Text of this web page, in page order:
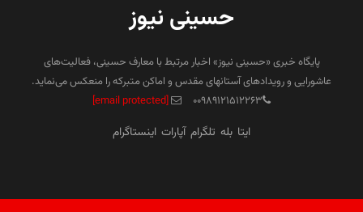
حسینی نیوز
پایگاه خبری «حسینی نیوز» اخبار مرتبط با معارف حسینی، فعالیت‌های
عاشورایی و رویدادهای آستانهای مقدس و اماکن متبرکه را منعکس می‌نماید.
۰۰۹۸۹۱۲۱۵۱۲۲۶۳
[email protected]
ایتا بله تلگرام آپارات اینستاگرام